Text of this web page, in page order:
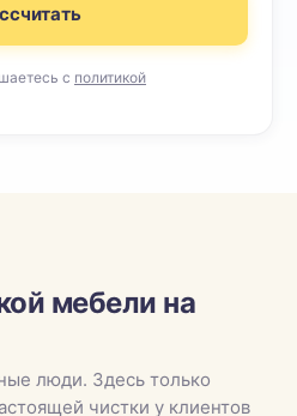
с политикой
мебели на
люди. Здесь только
чистки у клиентов